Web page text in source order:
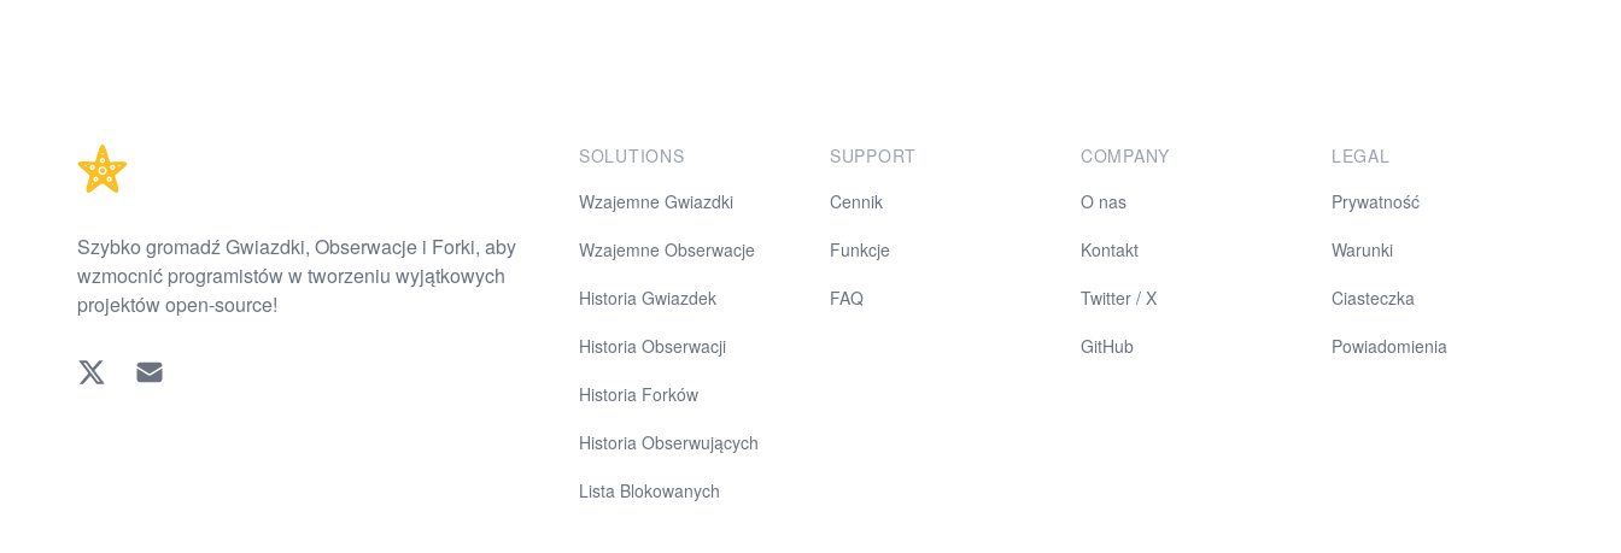
Szybko gromadź Gwiazdki, Obserwacje i Forki, aby
wzmocnić programistów w tworzeniu wyjątkowych
projektów open-source!
Twitter EMAIL
SOLUTIONS
Wzajemne Gwiazdki
Wzajemne Obserwacje
Historia Gwiazdek
Historia Obserwacji
Historia Forków
Historia Obserwujących
Lista Blokowanych
SUPPORT
Cennik
Funkcje
FAQ
COMPANY
O nas
Kontakt
Twitter / X
GitHub
LEGAL
Prywatność
Warunki
Ciasteczka
Powiadomienia